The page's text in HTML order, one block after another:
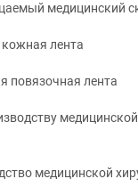
медицинский
лента
повязочная лента
медицинской